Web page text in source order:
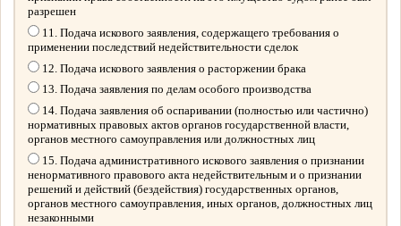
разрешен
11. Подача искового заявления, содержащего требования о
применении последствий недействительности сделок
12. Подача искового заявления о расторжении брака
13. Подача заявления по делам особого производства
14. Подача заявления об оспаривании (полностью или частично)
нормативных правовых актов органов государственной власти,
органов местного самоуправления или должностных лиц
15. Подача административного искового заявления о признании
ненормативного правового акта недействительным и о признании
решений и действий (бездействия) государственных органов,
органов местного самоуправления, иных органов, должностных лиц
незаконными